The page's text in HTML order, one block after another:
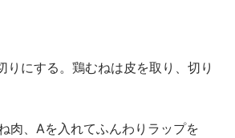
りにする。鶏むねは皮を取り、切り
肉、Aを入れてふんわりラップを